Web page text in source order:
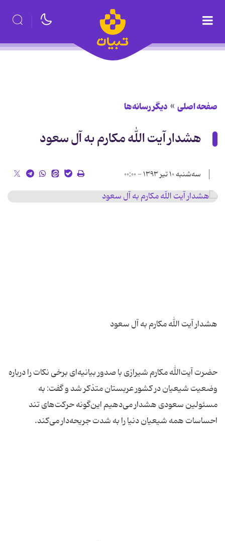
صفحه اصلی دیگر رسانه‌ها
هشدار آیت الله مکارم به آل سعود
سه‌شنبه ۱۰ تیر ۱۳۹۳ - ۰۰:۰۰
حضرت آیت‌الله مکارم شیرازی با صدور بیانیه‌ای برخی نکات را درباره
وضعیت شیعیان در کشور عربستان متذکر شد و گفت: به
مسئولین سعودى هشدار مى‌دهیم این‌گونه حرکت‌هاى تند